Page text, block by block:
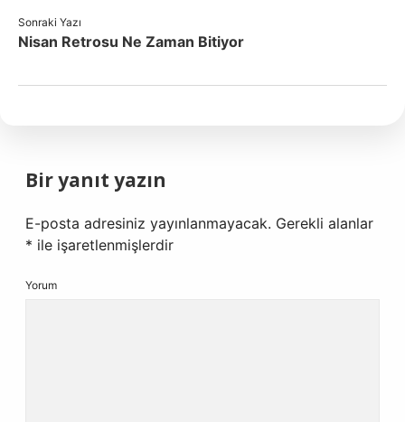
Sonraki Yazı
Nisan Retrosu Ne Zaman Bitiyor
Bir yanıt yazın
E-posta adresiniz yayınlanmayacak. Gerekli alanlar
* ile işaretlenmişlerdir
Yorum